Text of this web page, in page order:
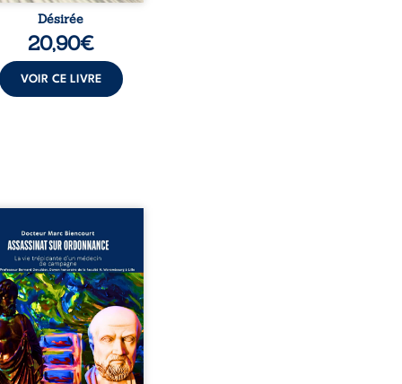
Désirée
20,90€
VOIR CE LIVRE
sur ordonnance –
trépidante d’un médecin
est la réédition
et actualisée du
du Docteur Marc
ancien médecin de
qui revient sur son
médical, syndical et
Depuis septembre
il raconte le long combat
conduit à être écarté du